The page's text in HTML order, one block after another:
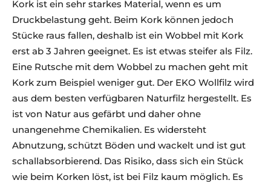
Kork ist ein sehr starkes Material, wenn es um
Druckbelastung geht. Beim Kork können jedoch
Stücke raus fallen, deshalb ist ein Wobbel mit Kork
erst ab 3 Jahren geeignet. Es ist etwas steifer als Filz.
Eine Rutsche mit dem Wobbel zu machen geht mit
Kork zum Beispiel weniger gut. Der EKO Wollfilz wird
aus dem besten verfügbaren Naturfilz hergestellt. Es
ist von Natur aus gefärbt und daher ohne
unangenehme Chemikalien. Es widersteht
Abnutzung, schützt Böden und wackelt und ist gut
schallabsorbierend. Das Risiko, dass sich ein Stück
wie beim Korken löst, ist bei Filz kaum möglich. Es